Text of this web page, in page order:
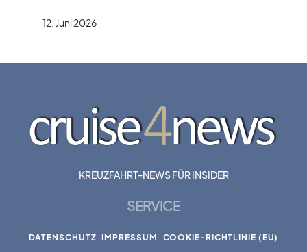
12. Juni 2026
KREUZFAHRT-NEWS FÜR INSIDER
SERVICE
DATENSCHUTZ IMPRESSUM COOKIE-RICHTLINIE (EU)